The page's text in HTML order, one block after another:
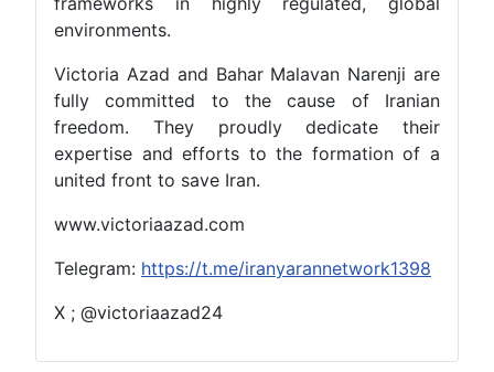
environments.
Victoria Azad and Bahar Malavan Narenji are
fully committed to the cause of Iranian
freedom. They proudly dedicate their
expertise and efforts to the formation of a
united front to save Iran.
www.victoriaazad.com
Telegram: https://t.me/iranyarannetwork1398
X ; @victoriaazad24